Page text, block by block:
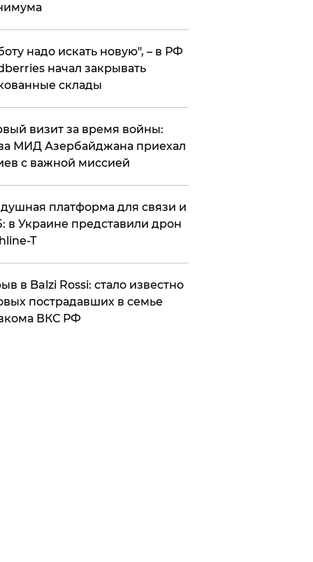
надо искать новую", – в РФ
начал закрывать
склады
визит за время войны:
МИД Азербайджана приехал
с важной миссией
платформа для связи и
в Украине представили дрон
T
в Balzi Rossi: стало известно
пострадавших в семье
ВКС РФ